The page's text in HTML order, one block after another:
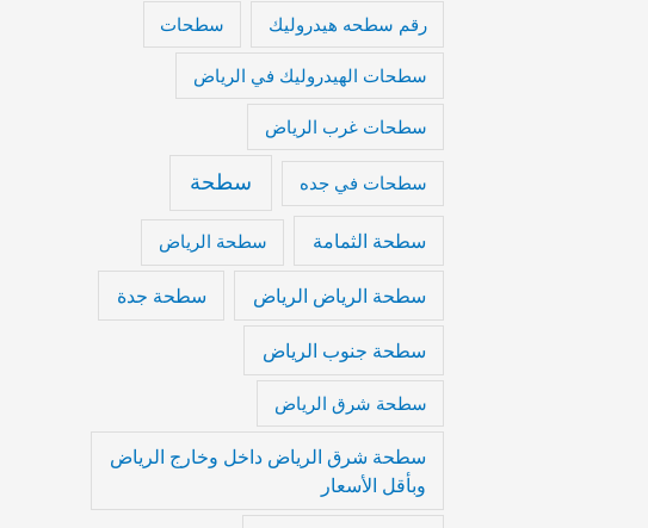
رقم سطحه هيدروليك سطحات
سطحات الهيدروليك في الرياض
سطحات غرب الرياض
سطحات في جده سطحة
سطحة الثمامة سطحة الرياض
سطحة الرياض الرياض سطحة جدة
سطحة جنوب الرياض
سطحة شرق الرياض
سطحة شرق الرياض داخل وخارج الرياض
وبأقل الأسعار